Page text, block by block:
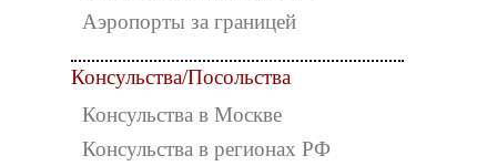
Аэропорты за границей
Консульства/Посольства
Консульства в Москве
Консульства в регионах РФ